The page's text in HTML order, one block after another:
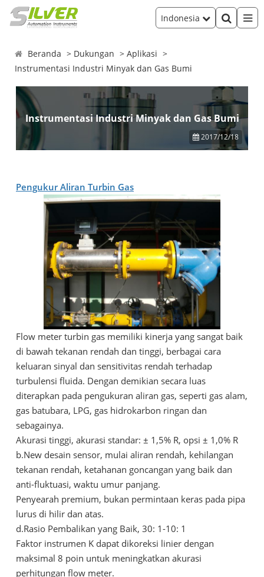
Indonesia
Beranda Dukungan
Aplikasi
Instrumentasi Industri Minyak dan Gas Bumi
Instrumentasi Industri Minyak dan Gas Bumi
2017/12/18
Pengukur Aliran Turbin Gas
Flow meter turbin gas memiliki kinerja yang sangat baik
di bawah tekanan rendah dan tinggi, berbagai cara
keluaran sinyal dan sensitivitas rendah terhadap
turbulensi fluida. Dengan demikian secara luas
diterapkan pada pengukuran aliran gas, seperti gas alam,
gas batubara, LPG, gas hidrokarbon ringan dan
sebagainya.
Akurasi tinggi, akurasi standar: ± 1,5% R, opsi ± 1,0% R
b.New desain sensor, mulai aliran rendah, kehilangan
tekanan rendah, ketahanan goncangan yang baik dan
anti-fluktuasi, waktu umur panjang.
Penyearah premium, bukan permintaan keras pada pipa
lurus di hilir dan atas.
d.Rasio Pembalikan yang Baik, 30: 1-10: 1
Faktor instrumen K dapat dikoreksi linier dengan
maksimal 8 poin untuk meningkatkan akurasi
perhitungan flow meter.